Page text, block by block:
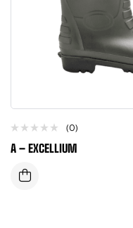
(0)
A – EXCELLIUM